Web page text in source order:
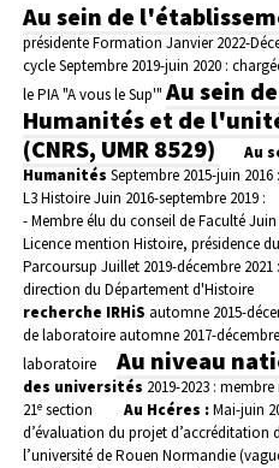
Au sein de
présidente Formation Janvier 2022-
cycleSeptembre 2019-juin 2020 :
le PIA "A vous le Sup'" Au sein
Humanités et de
(CNRS, UMR 8529)
Au
Humanités Septembre 2015-juin
L3 HistoireJuin 2016-septembre 2019 :
- Membre élu du conseil de FacultéJuin
Licence mention Histoire, présidence
Parcoursup Juillet 2019-décembre
direction du Département d'Histoire
recherche IRHiS automne 2015-
de laboratoire automne 2017-
laboratoire
Au niveau
des universités 2019-2023 :
21e section Au Hcéres :Mai-juin
d’évaluation du projet d’accréditation
l’université de Rouen Normandie